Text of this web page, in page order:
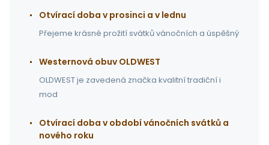
Otvírací doba v prosinci a v lednu
Přejeme krásné prožití svátků vánočních a úspěšný
Westernová obuv OLDWEST
OLDWEST je zavedená značka kvalitní tradiční i
mod
Otvírací doba v období vánočních svátků a
nového roku